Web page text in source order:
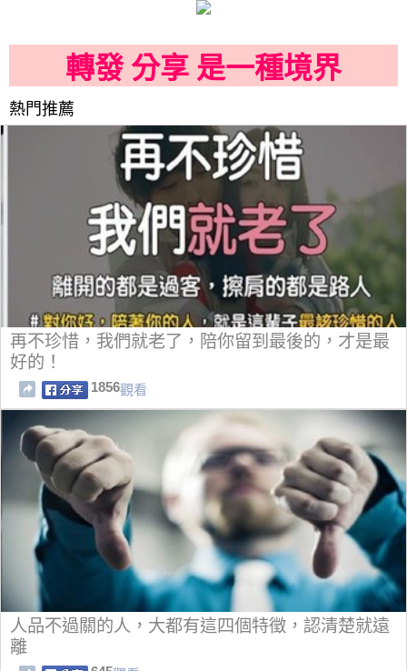
轉發 分享 是一種境界
熱門推薦
再不珍惜，我們就老了，陪你留到最後的，才是最
好的！
1856觀看
人品不過關的人，大都有這四個特徵，認清楚就遠
離